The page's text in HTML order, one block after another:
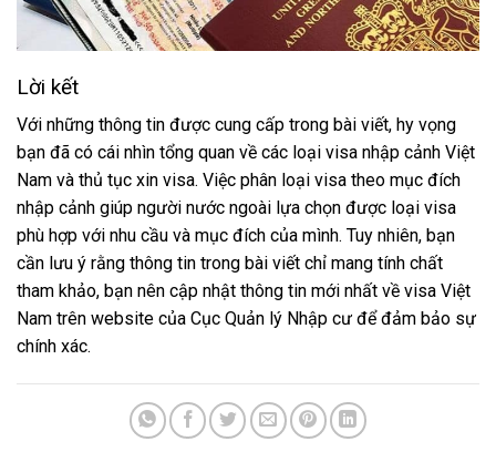
Lời kết
Với những thông tin được cung cấp trong bài viết, hy vọng
bạn đã có cái nhìn tổng quan về các loại visa nhập cảnh Việt
Nam và thủ tục xin visa. Việc phân loại visa theo mục đích
nhập cảnh giúp người nước ngoài lựa chọn được loại visa
phù hợp với nhu cầu và mục đích của mình. Tuy nhiên, bạn
cần lưu ý rằng thông tin trong bài viết chỉ mang tính chất
tham khảo, bạn nên cập nhật thông tin mới nhất về visa Việt
Nam trên website của Cục Quản lý Nhập cư để đảm bảo sự
chính xác.